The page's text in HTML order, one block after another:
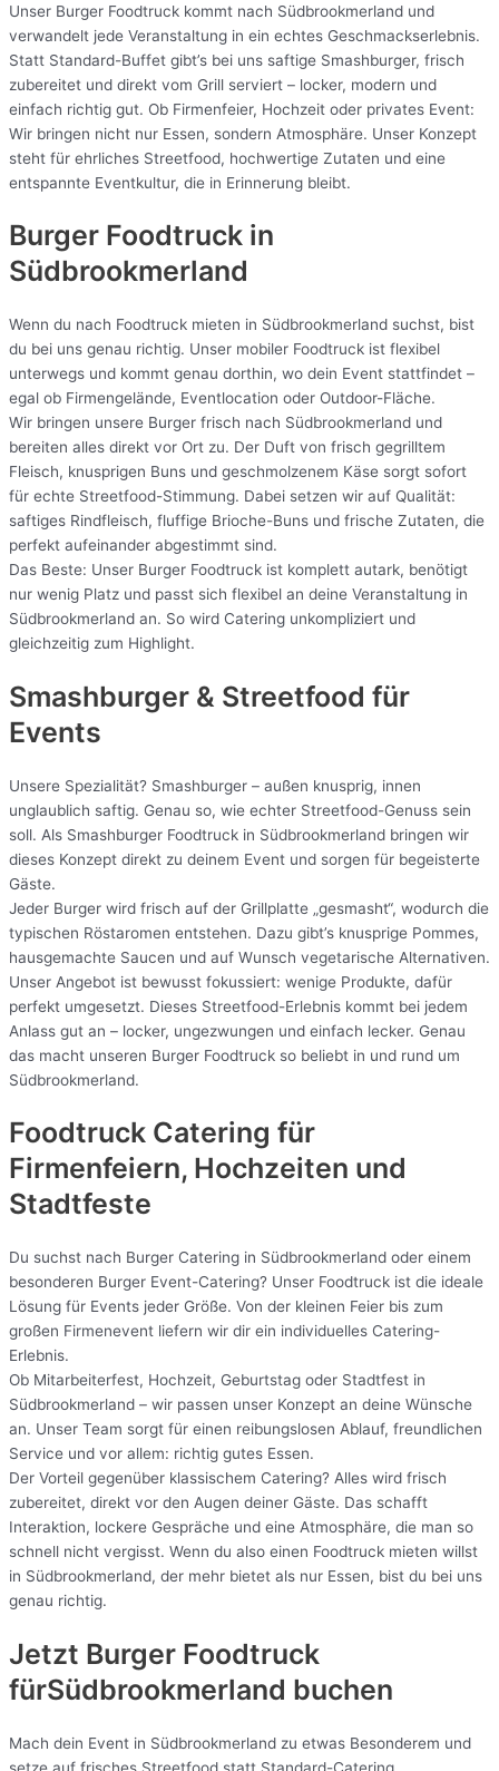
Unser Burger Foodtruck kommt nach Südbrookmerland und
verwandelt jede Veranstaltung in ein echtes Geschmackserlebnis.
Statt Standard-Buffet gibt’s bei uns saftige Smashburger, frisch
zubereitet und direkt vom Grill serviert – locker, modern und
einfach richtig gut. Ob Firmenfeier, Hochzeit oder privates Event:
Wir bringen nicht nur Essen, sondern Atmosphäre. Unser Konzept
steht für ehrliches Streetfood, hochwertige Zutaten und eine
entspannte Eventkultur, die in Erinnerung bleibt.
Burger Foodtruck in
Südbrookmerland
Wenn du nach Foodtruck mieten in Südbrookmerland suchst, bist
du bei uns genau richtig. Unser mobiler Foodtruck ist flexibel
unterwegs und kommt genau dorthin, wo dein Event stattfindet –
egal ob Firmengelände, Eventlocation oder Outdoor-Fläche.
Wir bringen unsere Burger frisch nach Südbrookmerland und
bereiten alles direkt vor Ort zu. Der Duft von frisch gegrilltem
Fleisch, knusprigen Buns und geschmolzenem Käse sorgt sofort
für echte Streetfood-Stimmung. Dabei setzen wir auf Qualität:
saftiges Rindfleisch, fluffige Brioche-Buns und frische Zutaten, die
perfekt aufeinander abgestimmt sind.
Das Beste: Unser Burger Foodtruck ist komplett autark, benötigt
nur wenig Platz und passt sich flexibel an deine Veranstaltung in
Südbrookmerland an. So wird Catering unkompliziert und
gleichzeitig zum Highlight.
Smashburger & Streetfood für
Events
Unsere Spezialität? Smashburger – außen knusprig, innen
unglaublich saftig. Genau so, wie echter Streetfood-Genuss sein
soll. Als Smashburger Foodtruck in Südbrookmerland bringen wir
dieses Konzept direkt zu deinem Event und sorgen für begeisterte
Gäste.
Jeder Burger wird frisch auf der Grillplatte „gesmasht“, wodurch die
typischen Röstaromen entstehen. Dazu gibt’s knusprige Pommes,
hausgemachte Saucen und auf Wunsch vegetarische Alternativen.
Unser Angebot ist bewusst fokussiert: wenige Produkte, dafür
perfekt umgesetzt. Dieses Streetfood-Erlebnis kommt bei jedem
Anlass gut an – locker, ungezwungen und einfach lecker. Genau
das macht unseren Burger Foodtruck so beliebt in und rund um
Südbrookmerland.
Foodtruck Catering für
Firmenfeiern, Hochzeiten und
Stadtfeste
Du suchst nach Burger Catering in Südbrookmerland oder einem
besonderen Burger Event-Catering? Unser Foodtruck ist die ideale
Lösung für Events jeder Größe. Von der kleinen Feier bis zum
großen Firmenevent liefern wir dir ein individuelles Catering-
Erlebnis.
Ob Mitarbeiterfest, Hochzeit, Geburtstag oder Stadtfest in
Südbrookmerland – wir passen unser Konzept an deine Wünsche
an. Unser Team sorgt für einen reibungslosen Ablauf, freundlichen
Service und vor allem: richtig gutes Essen.
Der Vorteil gegenüber klassischem Catering? Alles wird frisch
zubereitet, direkt vor den Augen deiner Gäste. Das schafft
Interaktion, lockere Gespräche und eine Atmosphäre, die man so
schnell nicht vergisst. Wenn du also einen Foodtruck mieten willst
in Südbrookmerland, der mehr bietet als nur Essen, bist du bei uns
genau richtig.
Jetzt Burger Foodtruck
fürSüdbrookmerland buchen
Mach dein Event in Südbrookmerland zu etwas Besonderem und
setze auf frisches Streetfood statt Standard-Catering.